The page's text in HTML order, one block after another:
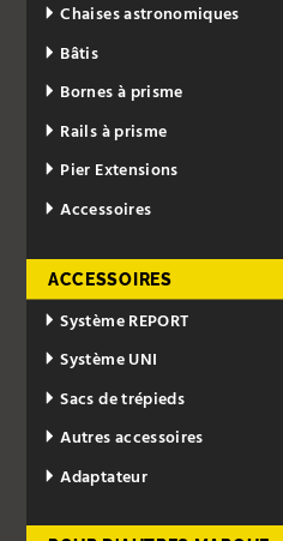
Chaises astronomiques
Bâtis
Bornes à prisme
Rails à prisme
Pier Extensions
Accessoires
ACCESSOIRES
Système REPORT
Système UNI
Sacs de trépieds
Autres accessoires
Adaptateur